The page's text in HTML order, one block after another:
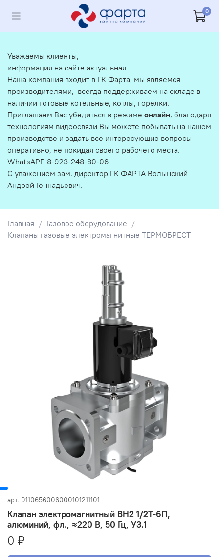
0
Главная
Газовое оборудование
Клапаны газовые электромагнитные ТЕРМОБРЕСТ
арт. 0110656006000101211101
Клапан электромагнитный ВН2 1/2Т-6П,
алюминий, фл., ≈220 В, 50 Гц, У3.1
0 ₽
Уважаемы клиенты,
информация на сайте актуальная.
Наша компания входит в ГК Фарта, мы являемся
производителями, всегда поддерживаем на складе в
наличии готовые котельные, котлы, горелки.
Приглашаем Вас убедиться в режиме онлайн, благодаря
технологиям видеосвязи Вы можете побывать на нашем
производстве и задать все интересующие вопросы
оперативно, не покидая своего рабочего места.
WhatsAPP 8-923-248-80-06
С уважением зам. директор ГК ФАРТА Волынский
Андрей Геннадьевич.